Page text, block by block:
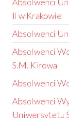
II w Krakowie
Absolwenci
Absolwenci
S.M. Kirowa
Absolwenci
Absolwenci
Uniwersytetu